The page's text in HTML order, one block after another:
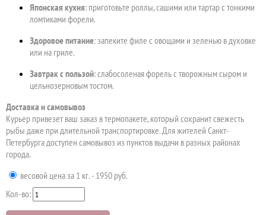
Японская кухня: приготовьте роллы, сашими или тартар с тонкими
ломтиками форели.
Здоровое питание: запеките филе с овощами и зеленью в духовке
или на гриле.
Завтрак с пользой: слабосоленая форель с творожным сыром и
цельнозерновым тостом.
Доставка и самовывоз
Курьер привезет ваш заказ в термопакете, который сохранит свежесть
рыбы даже при длительной транспортировке. Для жителей Санкт-
Петербурга доступен самовывоз из пунктов выдачи в разных районах
города.
весовой цена за 1 кг. - 1950 руб.
Кол-во: